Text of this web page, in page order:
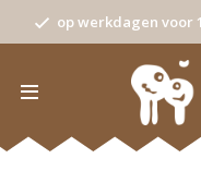
op werkdagen voor